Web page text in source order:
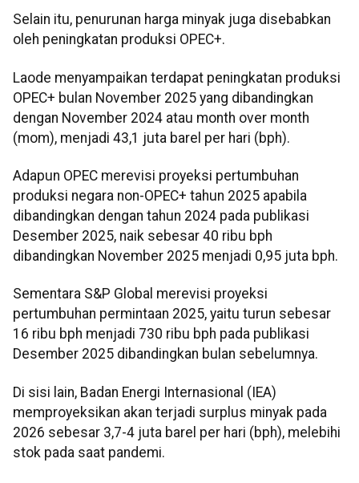
Selain itu, penurunan harga minyak juga disebabkan
oleh peningkatan produksi OPEC+.
Laode menyampaikan terdapat peningkatan produksi
OPEC+ bulan November 2025 yang dibandingkan
dengan November 2024 atau month over month
(mom), menjadi 43,1 juta barel per hari (bph).
Adapun OPEC merevisi proyeksi pertumbuhan
produksi negara non-OPEC+ tahun 2025 apabila
dibandingkan dengan tahun 2024 pada publikasi
Desember 2025, naik sebesar 40 ribu bph
dibandingkan November 2025 menjadi 0,95 juta bph.
Sementara S&P Global merevisi proyeksi
pertumbuhan permintaan 2025, yaitu turun sebesar
16 ribu bph menjadi 730 ribu bph pada publikasi
Desember 2025 dibandingkan bulan sebelumnya.
Di sisi lain, Badan Energi Internasional (IEA)
memproyeksikan akan terjadi surplus minyak pada
2026 sebesar 3,7-4 juta barel per hari (bph), melebihi
stok pada saat pandemi.